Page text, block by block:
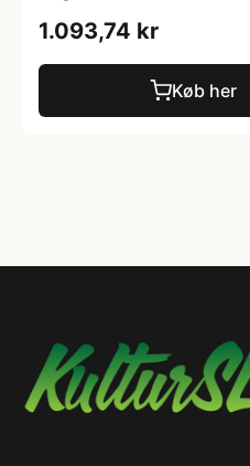
1.093,74 kr
Køb her